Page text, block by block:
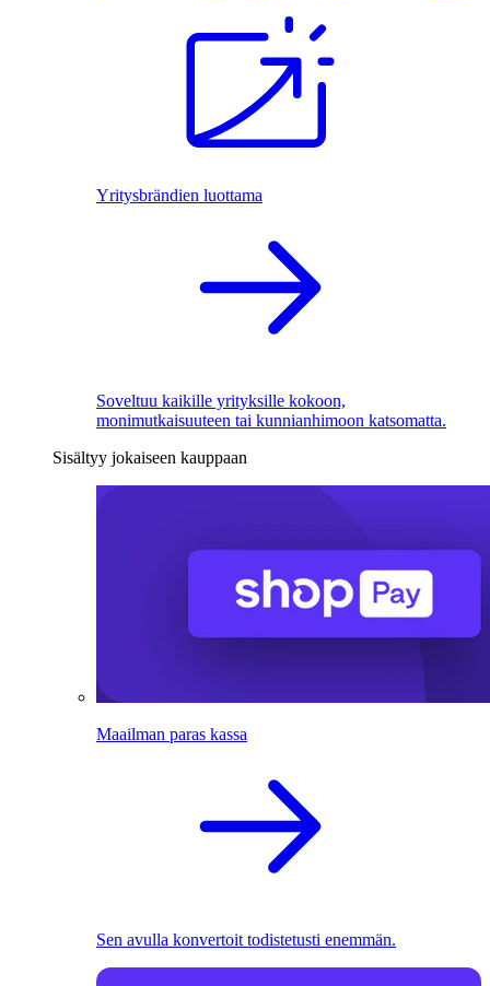
Yritysbrändien luottama
Soveltuu kaikille yrityksille kokoon,
monimutkaisuuteen tai kunnianhimoon katsomatta.
Sisältyy jokaiseen kauppaan
Maailman paras kassa
Sen avulla konvertoit todistetusti enemmän.